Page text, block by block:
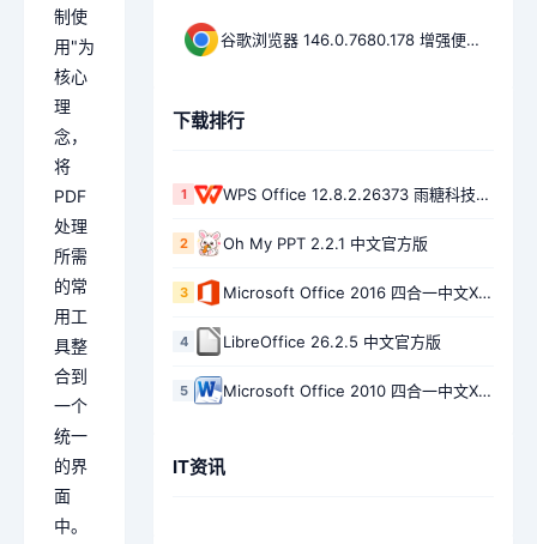
制使
用"为
核心
理
念，
将
PDF
处理
所需
的常
用工
具整
合到
一个
统一
的界
面
中。
谷歌浏览器 146.0.7680.178 增强便携版
下载排行
1 WPS Office 12.8.2.26373 雨糖科技64位安装特别版
2 Oh My PPT 2.2.1 中文官方版
3 Microsoft Office 2016 四合一中文XB21CN精简版 Build 20201113
4 LibreOffice 26.2.5 中文官方版
5 Microsoft Office 2010 四合一中文XB21CN精简版 Build 2020915
IT资讯